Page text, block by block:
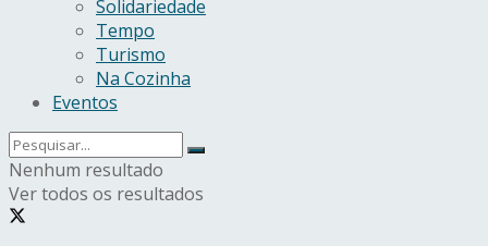
Solidariedade
Tempo
Turismo
Na Cozinha
Eventos
Nenhum resultado
Ver todos os resultados